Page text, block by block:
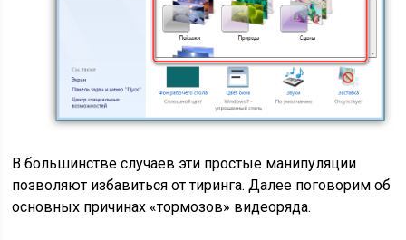
В большинстве случаев эти простые манипуляции
позволяют избавиться от тиринга. Далее поговорим об
основных причинах «тормозов» видеоряда.